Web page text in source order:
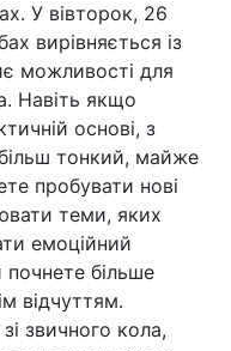
У вівторок, 26
вирівняється із
можливості для
Навіть якщо
основі, з
тонкий, майже
пробувати нові
теми, яких
емоційний
більше
відчуттям.
звичного кола,